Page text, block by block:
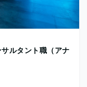
ルタント職（アナ